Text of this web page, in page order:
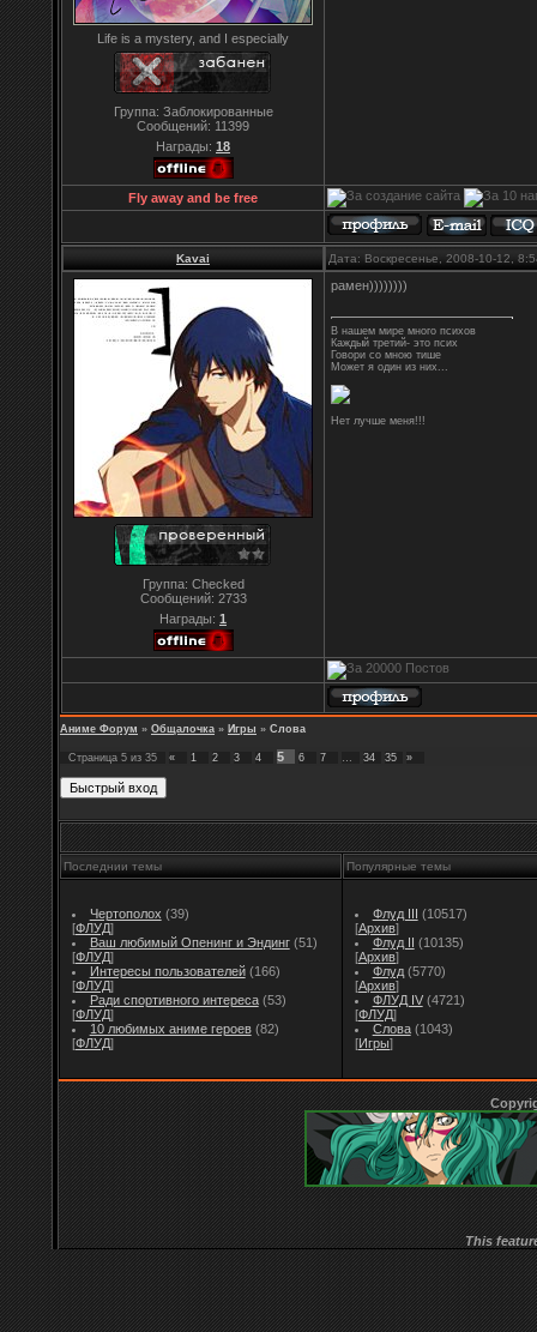
Life is a mystery, and I especially
Группа: Заблокированные
Сообщений: 11399
Награды: 18
Fly away and be free
Kavai Дата: Воскресенье, 2008-10-12,
Группа: Checked
Сообщений: 2733
Награды: 1
рамен))))))))
В нашем мире много психов
Каждый третий- это псих
Говори со мною тише
Может я один из них...
Нет лучше меня!!!
Аниме Форум » Общалочка » Игры » Слова
Страница 5 из 35 « 1 2 3 4 5 6 7 … 34 35 »
Последнии темы Популярные темы
Чертополох (39)
[ФЛУД]
Ваш любимый Опенинг и Эндинг (51)
[ФЛУД]
Интересы пользователей (166)
[ФЛУД]
Ради спортивного интереса (53)
[ФЛУД]
10 любимых аниме героев (82)
[ФЛУД]
Флуд III (10517)
[Архив]
Флуд II (10135)
[Архив]
Флуд (5770)
[Архив]
ФЛУД IV (4721)
[ФЛУД]
Слова (1043)
[Игры]
This